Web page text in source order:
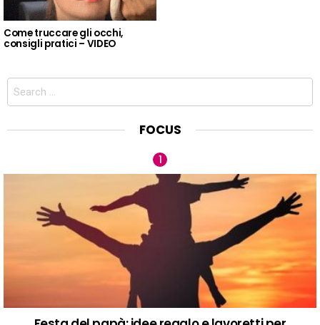
Come truccare gli occhi,
consigli pratici – VIDEO
Search
FOCUS